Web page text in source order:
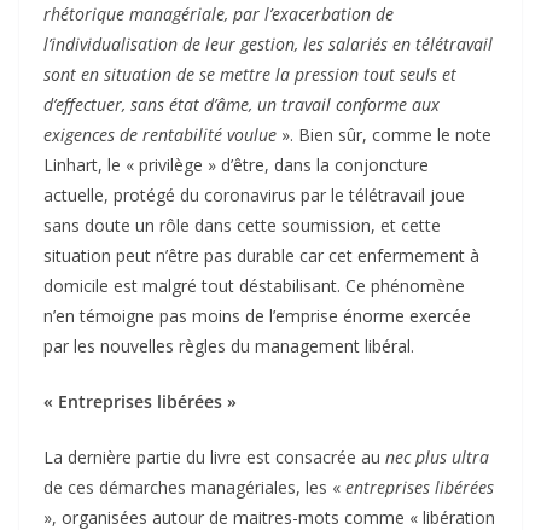
rhétorique managériale, par l’exacerbation de
l’individualisation de leur gestion, les salariés en télétravail
sont en situation de se mettre la pression tout seuls et
d’effectuer, sans état d’âme, un travail conforme aux
exigences de rentabilité voulue ». Bien sûr, comme le note
Linhart, le « privilège » d’être, dans la conjoncture
actuelle, protégé du coronavirus par le télétravail joue
sans doute un rôle dans cette soumission, et cette
situation peut n’être pas durable car cet enfermement à
domicile est malgré tout déstabilisant. Ce phénomène
n’en témoigne pas moins de l’emprise énorme exercée
par les nouvelles règles du management libéral.
« Entreprises libérées »
La dernière partie du livre est consacrée au nec plus ultra
de ces démarches managériales, les « entreprises libérées
», organisées autour de maitres-mots comme « libération